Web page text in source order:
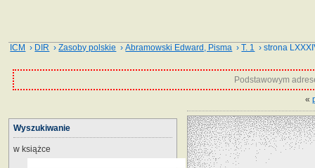
ICM › DIR ›Zasoby polskie ›Abramowski Edward, Pisma ›T. 1 › strona
Podstawowym
«
Wyszukiwanie
w książce